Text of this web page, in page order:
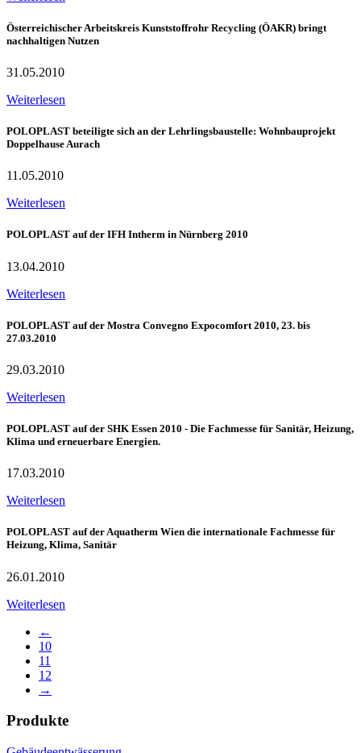
Österreichischer Arbeitskreis Kunststoffrohr Recycling (ÖAKR) bringt
nachhaltigen Nutzen
31.05.2010
Weiterlesen
POLOPLAST beteiligte sich an der Lehrlingsbaustelle: Wohnbauprojekt
Doppelhause Aurach
11.05.2010
Weiterlesen
POLOPLAST auf der IFH Intherm in Nürnberg 2010
13.04.2010
Weiterlesen
POLOPLAST auf der Mostra Convegno Expocomfort 2010, 23. bis
27.03.2010
29.03.2010
Weiterlesen
POLOPLAST auf der SHK Essen 2010 - Die Fachmesse für Sanitär, Heizung,
Klima und erneuerbare Energien.
17.03.2010
Weiterlesen
POLOPLAST auf der Aquatherm Wien die internationale Fachmesse für
Heizung, Klima, Sanitär
26.01.2010
Weiterlesen
←
10
11
12
→
Produkte